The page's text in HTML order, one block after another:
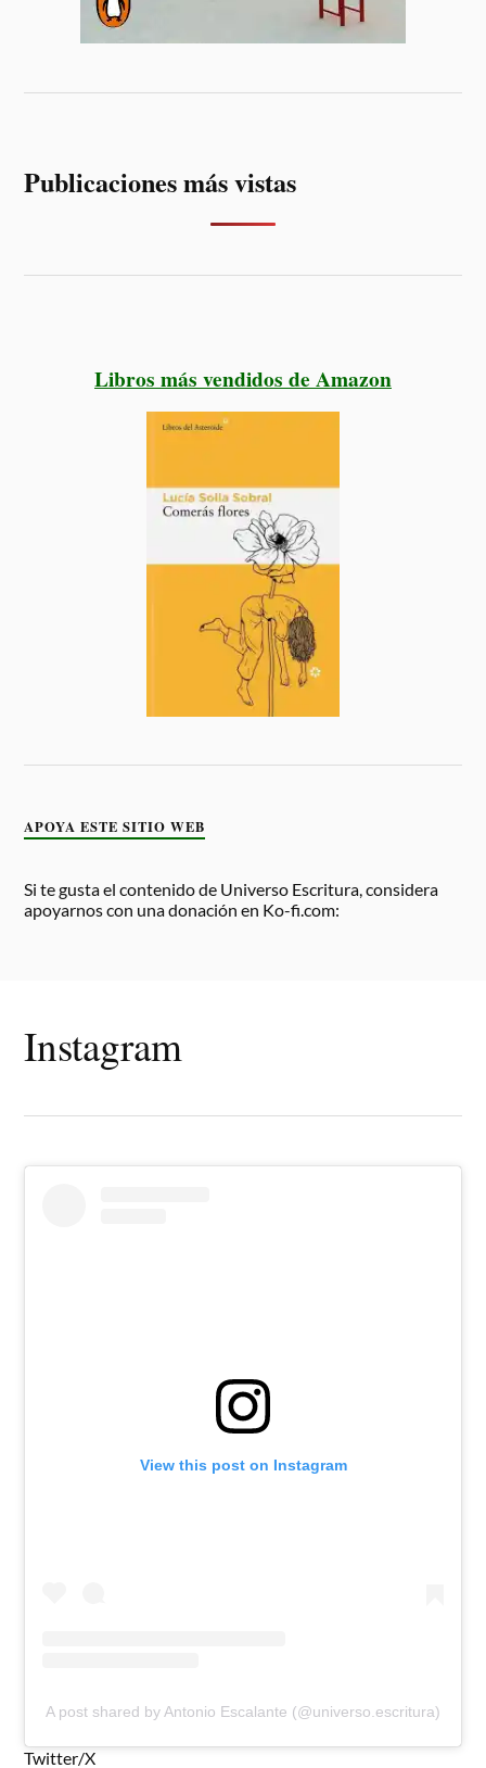
Publicaciones más vistas
Libros más vendidos de Amazon
APOYA ESTE SITIO WEB
Si te gusta el contenido de Universo Escritura, considera
apoyarnos con una donación en Ko-fi.com:
Instagram
View this post on Instagram
A post shared by Antonio Escalante (@universo.escritura)
Twitter/X